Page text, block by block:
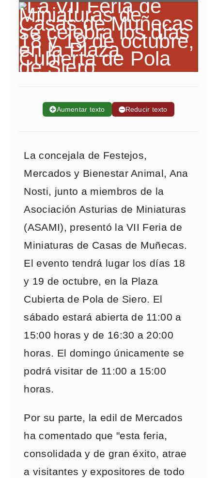
➕Aumentar texto ➖Reducir texto
La concejala de Festejos,
Mercados y Bienestar Animal, Ana
Nosti, junto a miembros de la
Asociación Asturias de Miniaturas
(ASAMI), presentó la VII Feria de
Miniaturas de Casas de Muñecas.
El evento tendrá lugar los días 18
y 19 de octubre, en la Plaza
Cubierta de Pola de Siero. El
sábado estará abierta de 11:00 a
15:00 horas y de 16:30 a 20:00
horas. El domingo únicamente se
podrá visitar de 11:00 a 15:00
horas.
Por su parte, la edil de Mercados
ha comentado que "esta feria,
consolidada y de gran éxito, atrae
a visitantes y expositores de todo